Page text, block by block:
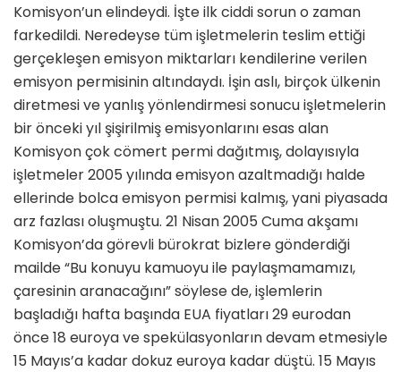
Komisyon’un elindeydi. İşte ilk ciddi sorun o zaman
farkedildi. Neredeyse tüm işletmelerin teslim ettiği
gerçekleşen emisyon miktarları kendilerine verilen
emisyon permisinin altındaydı. İşin aslı, birçok ülkenin
diretmesi ve yanlış yönlendirmesi sonucu işletmelerin
bir önceki yıl şişirilmiş emisyonlarını esas alan
Komisyon çok cömert permi dağıtmış, dolayısıyla
işletmeler 2005 yılında emisyon azaltmadığı halde
ellerinde bolca emisyon permisi kalmış, yani piyasada
arz fazlası oluşmuştu. 21 Nisan 2005 Cuma akşamı
Komisyon’da görevli bürokrat bizlere gönderdiği
mailde “Bu konuyu kamuoyu ile paylaşmamamızı,
çaresinin aranacağını” söylese de, işlemlerin
başladığı hafta başında EUA fiyatları 29 eurodan
önce 18 euroya ve spekülasyonların devam etmesiyle
15 Mayıs’a kadar dokuz euroya kadar düştü. 15 Mayıs